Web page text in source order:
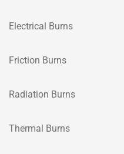
Electrical Burns
Friction Burns
Radiation Burns
Thermal Burns